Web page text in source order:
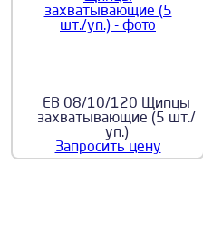
EB 08/10/120 Щипцы
захватывающие (5 шт./
уп.)
Запросить цену